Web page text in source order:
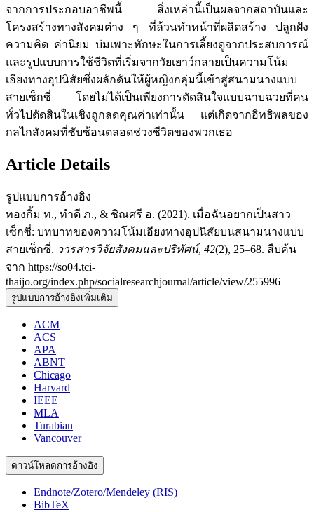
จากการประกอบอาชีพนี้ สิ่งเหล่านี้เป็นผลจากสถาบันและ
โครงสร้างทางสังคมต่าง ๆ ที่ล้วนทำหน้าที่ผลิตสร้าง ปลูกฝัง
ความคิด ค่านิยม บ่มเพาะทักษะในการเลี้ยงดูจากประสบการณ์
และรูปแบบการใช้ชีวิตที่เริ่มจากวัยเยาว์กลายเป็นความโน้ม
เอียงทางอุปนิสัยซึ่งผลักดันให้ผู้หญิงกลุ่มนี้เข้าสู่สนามนางแบบ
สายเซ็กซี่ โดยไม่ได้เป็นเพียงการตัดสินใจแบบฉาบฉวยที่คน
ทั่วไปตัดสินในเชิงถูกลดคุณค่าเท่านั้น แต่เกิดจากอิทธิพลของ
กลไกสังคมที่ซับซ้อนตลอดช่วงชีวิตของพวกเธอ
Article Details
รูปแบบการอ้างอิง
ทองกิ้ม ท., ทำดี ภ., & ชิณศรี อ. (2021). เมื่อฉันอยากเป็นสาว
เซ็กซี่: บทบาทของความโน้มเอียงทางอุปนิสัยบนสนามนางแบบ
สายเซ็กซี่. วารสารวิจัยสังคมและปริทัศน์, 42(2), 25–68. สืบค้น
จาก https://so04.tci-
thaijo.org/index.php/socialresearchjournal/article/view/255996
รูปแบบการอ้างอิงเพิ่มเติม
ACM
ACS
APA
ABNT
Chicago
Harvard
IEEE
MLA
Turabian
Vancouver
ดาวน์โหลดการอ้างอิง
Endnote/Zotero/Mendeley (RIS)
BibTeX